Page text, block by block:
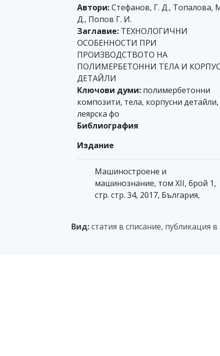
Автори:Стефанов, Г. Д., Топалова,
Д., Попов Г. И.
Заглавие: ТЕХНОЛОГИЧНИ
ОСОБЕННОСТИ ПРИ
ПРОИЗВОДСТВОТО НА
ПОЛИМЕРБЕТОННИ ТЕЛА И
ДЕТАЙЛИ
Ключови думи: полимербетонни
композити, тела, корпусни детайли,
леярска фо
Библиография
Издание
Машиностроене и
машинознание, том XII, брой 1,
стр. стр. 34, 2017, България,
Вид:статия в списание, публикация